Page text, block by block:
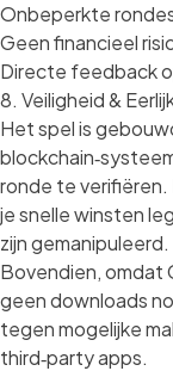
Onbeperkte
Geen financieel
Directe feedback
8. Veiligheid &
Het spel is
ronde te
je snelle winsten
zijn gemanipuleerd.
Bovendien, omdat
geen downloads
tegen mogelijke
third‑party apps.